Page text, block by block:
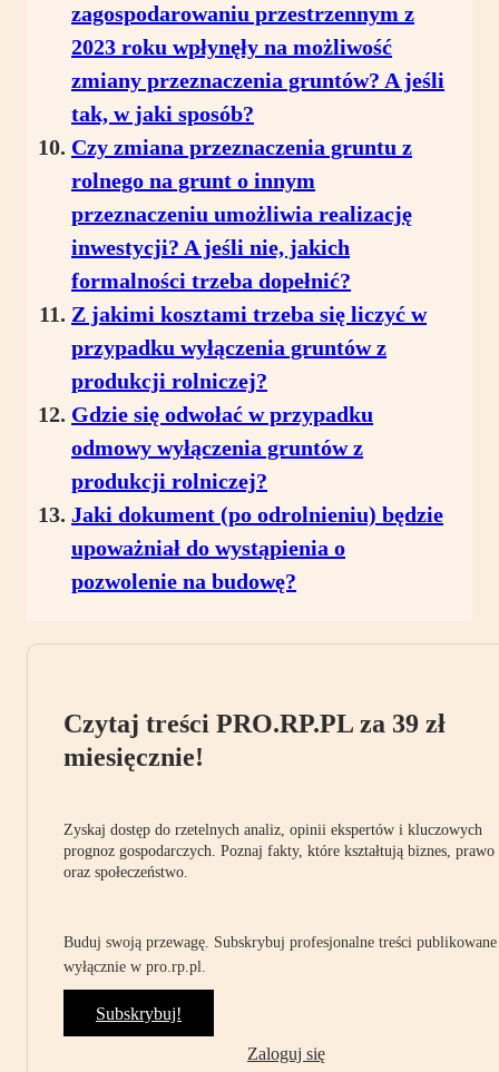
zagospodarowaniu przestrzennym z
2023 roku wpłynęły na możliwość
zmiany przeznaczenia gruntów? A jeśli
tak, w jaki sposób?
Czy zmiana przeznaczenia gruntu z
rolnego na grunt o innym
przeznaczeniu umożliwia realizację
inwestycji? A jeśli nie, jakich
formalności trzeba dopełnić?
Z jakimi kosztami trzeba się liczyć w
przypadku wyłączenia gruntów z
produkcji rolniczej?
Gdzie się odwołać w przypadku
odmowy wyłączenia gruntów z
produkcji rolniczej?
Jaki dokument (po odrolnieniu) będzie
upoważniał do wystąpienia o
pozwolenie na budowę?
Czytaj treści PRO.RP.PL za 39 zł
miesięcznie!
Zyskaj dostęp do rzetelnych analiz, opinii ekspertów i kluczowych
prognoz gospodarczych. Poznaj fakty, które kształtują biznes, prawo
oraz społeczeństwo.
Buduj swoją przewagę. Subskrybuj profesjonalne treści publikowane
wyłącznie w pro.rp.pl.
Subskrybuj!
Zaloguj się